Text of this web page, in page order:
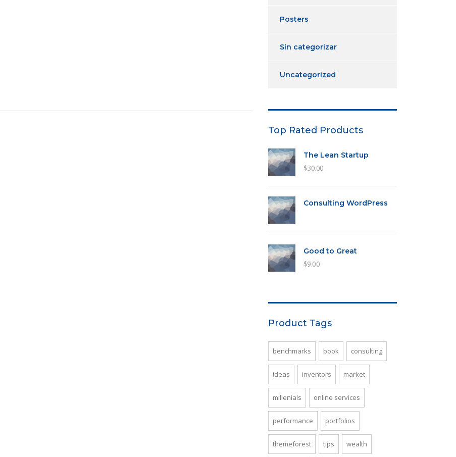
Posters
Sin categorizar
Uncategorized
Top Rated Products
The Lean Startup
$30.00
Consulting WordPress
Good to Great
$9.00
Product Tags
benchmarks book consulting
ideas inventors market
millenials online services
performance portfolios
themeforest tips wealth